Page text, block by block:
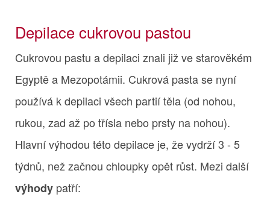
Depilace cukrovou pastou
Cukrovou pastu a depilaci znali již ve starověkém
Egyptě a Mezopotámii. Cukrová pasta se nyní
používá k depilaci všech partií těla (od nohou,
rukou, zad až po třísla nebo prsty na nohou).
Hlavní výhodou této depilace je, že vydrží 3 - 5
týdnů, než začnou chloupky opět růst. Mezi další
výhody patří: